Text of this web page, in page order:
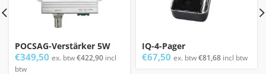
POCSAG-Verstärker 5W
€349,50 ex. btw€422,90 incl
btw
IQ-4-Pager
€67,50 ex. btw€81,68 incl btw